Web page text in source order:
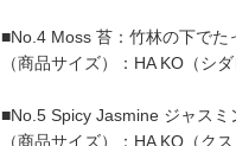
■No.4 Moss 苔：竹林の下でた
（商品サイズ）：HA KO（シ
■No.5 Spicy Jasmine ジャスミ
（商品サイズ）：HA KO（ク